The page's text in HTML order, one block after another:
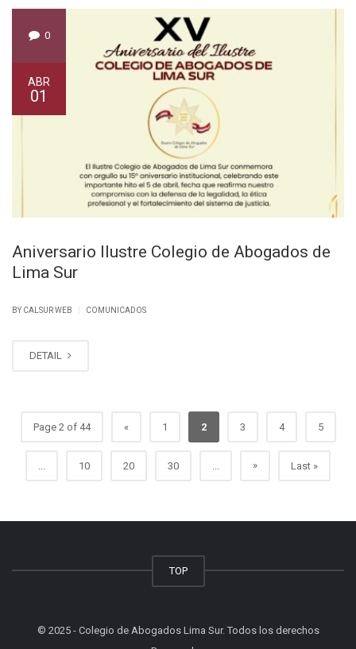
0
ABR
01
Aniversario Ilustre Colegio de Abogados de
Lima Sur
BY CALSUR WEB COMUNICADOS
DETAIL
Page 2 of 44 « 1 2 3 4 5
... 10 20 30 ... » Last »
TOP
© 2025 - Colegio de Abogados Lima Sur. Todos los derechos